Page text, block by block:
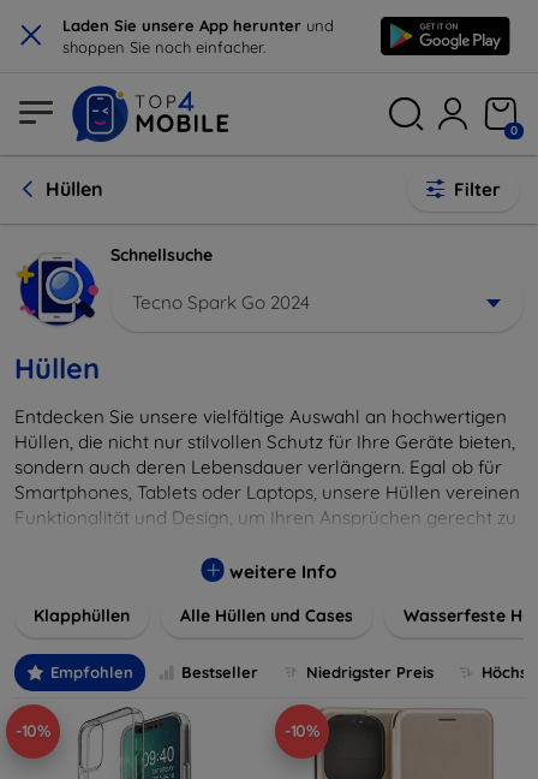
× Laden Sie unsere App herunter und
shoppen Sie noch einfacher.
0
Hüllen Filter
Schnellsuche
Tecno Spark Go 2024
Hüllen
Entdecken Sie unsere vielfältige Auswahl an hochwertigen
Hüllen, die nicht nur stilvollen Schutz für Ihre Geräte bieten,
sondern auch deren Lebensdauer verlängern. Egal ob für
Smartphones, Tablets oder Laptops, unsere Hüllen vereinen
Funktionalität und Design, um Ihren Ansprüchen gerecht zu
Farben, um Ihren persönlichen Stil perfekt zu
weitere Info
Klapphüllen Alle Hüllen und Cases Wasserfeste
Empfohlen Bestseller Niedrigster Preis
-10% -10%